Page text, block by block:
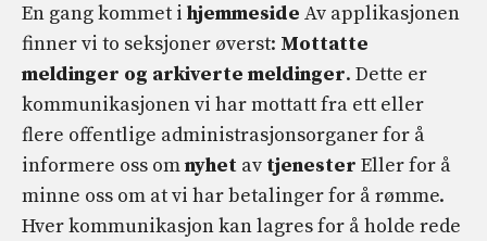
En gang kommet i hjemmeside Av applikasjonen
finner vi to seksjoner øverst: Mottatte
meldinger og arkiverte meldinger. Dette er
kommunikasjonen vi har mottatt fra ett eller
flere offentlige administrasjonsorganer for å
informere oss omnyhet av tjenester Eller for å
minne oss om at vi har betalinger for å rømme.
Hver kommunikasjon kan lagres for å holde rede